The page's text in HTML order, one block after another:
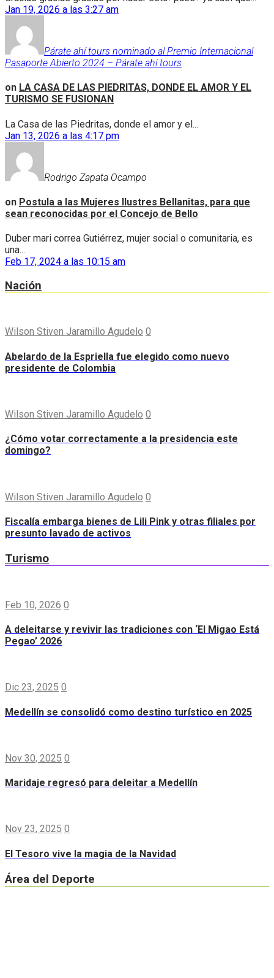
Jan 19, 2026 a las 3:27 am
Párate ahí tours nominado al Premio Internacional
Pasaporte Abierto 2024 – Párate ahí tours
on LA CASA DE LAS PIEDRITAS, DONDE EL AMOR Y EL
TURISMO SE FUSIONAN
La Casa de las Piedritas, donde el amor y el...
Jan 13, 2026 a las 4:17 pm
Rodrigo Zapata Ocampo
on Postula a las Mujeres Ilustres Bellanitas, para que
sean reconocidas por el Concejo de Bello
Duber mari correa Gutiérrez, mujer social o comunitaria, es
una...
Feb 17, 2024 a las 10:15 am
Nación
Wilson Stiven Jaramillo Agudelo 0
Abelardo de la Espriella fue elegido como nuevo
presidente de Colombia
Wilson Stiven Jaramillo Agudelo 0
¿Cómo votar correctamente a la presidencia este
domingo?
Wilson Stiven Jaramillo Agudelo 0
Fiscalía embarga bienes de Lili Pink y otras filiales por
presunto lavado de activos
Turismo
Feb 10, 2026 0
A deleitarse y revivir las tradiciones con ‘El Migao Está
Pegao’ 2026
Dic 23, 2025 0
Medellín se consolidó como destino turístico en 2025
Nov 30, 2025 0
Maridaje regresó para deleitar a Medellín
Nov 23, 2025 0
El Tesoro vive la magia de la Navidad
Área del Deporte